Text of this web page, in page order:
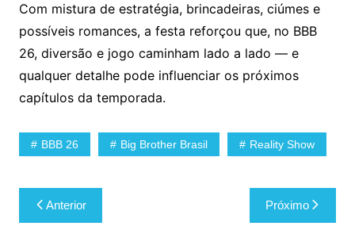
Com mistura de estratégia, brincadeiras, ciúmes e
possíveis romances, a festa reforçou que, no BBB
26, diversão e jogo caminham lado a lado — e
qualquer detalhe pode influenciar os próximos
capítulos da temporada.
BBB 26 Big Brother Brasil Reality Show
Navegação
Anterior Próximo